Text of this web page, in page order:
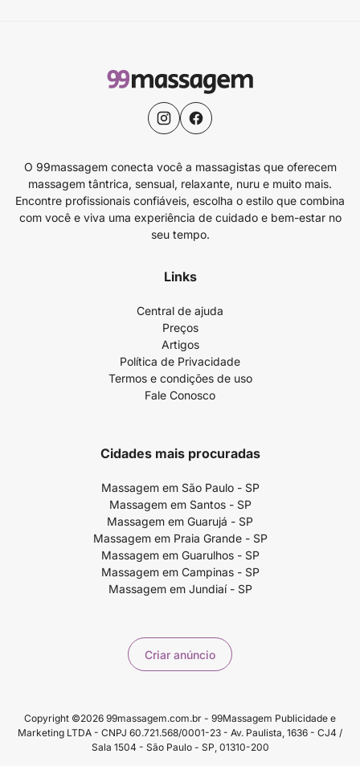
O 99massagem conecta você a massagistas que oferecem
massagem tântrica, sensual, relaxante, nuru e muito mais.
Encontre profissionais confiáveis, escolha o estilo que combina
com você e viva uma experiência de cuidado e bem-estar no
seu tempo.
Links
Central de ajuda
Preços
Artigos
Política de Privacidade
Termos e condições de uso
Fale Conosco
Cidades mais procuradas
Massagem em São Paulo - SP
Massagem em Santos - SP
Massagem em Guarujá - SP
Massagem em Praia Grande - SP
Massagem em Guarulhos - SP
Massagem em Campinas - SP
Massagem em Jundiaí - SP
Criar anúncio
Copyright ©2026 99massagem.com.br - 99Massagem Publicidade e
Marketing LTDA - CNPJ 60.721.568/0001-23 - Av. Paulista, 1636 - CJ4 /
Sala 1504 - São Paulo - SP, 01310-200